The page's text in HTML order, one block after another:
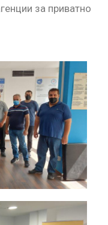
за приватно